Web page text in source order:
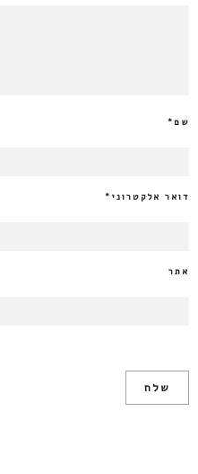
שם*
דואר אלקטרוני *
אתר